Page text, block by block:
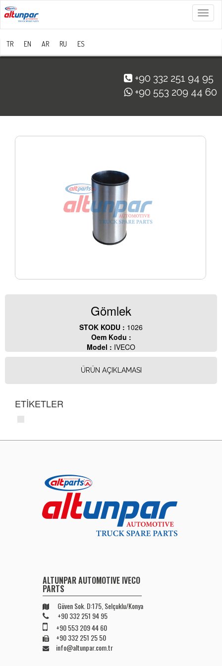
Menü
TR EN AR RU ES
+90 332 251 94 95
+90 553 209 44 60
Gömlek
STOK KODU : 1026
Oem Kodu :
Model : IVECO
ÜRÜN AÇIKLAMASI
ETİKETLER
ALTUNPAR AUTOMOTIVE IVECO
PARTS
Güven Sok. D:175, Selçuklu/Konya
+90 332 251 94 95
+90 553 209 44 60
+90 332 251 25 50
info@altunpar.com.tr